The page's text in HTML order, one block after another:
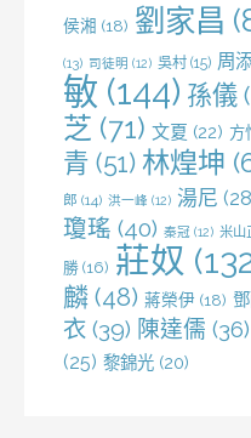
侯湘 (18) 劉家昌
(13) 司徒明 (12) 吳村 (15) 周
敏 (144) 孫儀
芝 (71) 文夏 (22) 方
青 (51) 林煌坤
郎 (14) 洪一峰 (12) 湯尼
瓊瑤 (40) 秦冠 (12) 米山
勝 (16) 莊奴
麟 (48) 蔣榮伊 (18)
衣 (39) 陳達儒 (36)
(25) 黎錦光 (20)